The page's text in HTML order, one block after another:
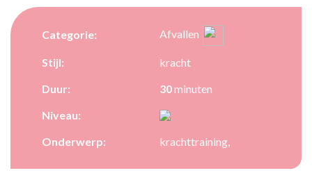
Categorie: Afvallen
Stijl:
kracht
Duur:
30minuten
Niveau:
Onderwerp:
krachttraining,